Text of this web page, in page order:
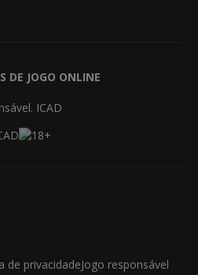
DE JOGO ONLINE
ICAD
de privacidadeJogo responsável